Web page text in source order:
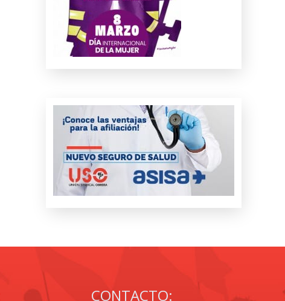
CONTACTO: